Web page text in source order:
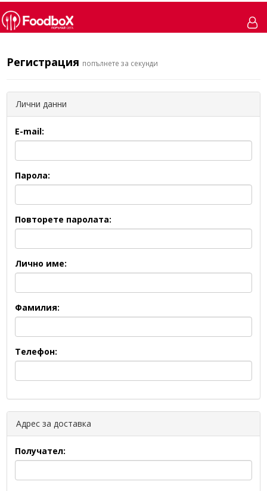
Регистрация попълнете за секунди
Лични данни
E-mail:
Парола:
Повторете паролата:
Лично име:
Фамилия:
Телефон:
Адрес за доставка
Получател: